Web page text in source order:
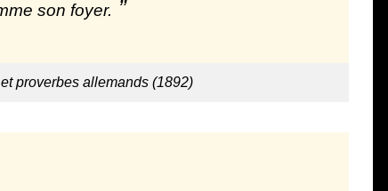
son foyer.
proverbes allemands (1892)